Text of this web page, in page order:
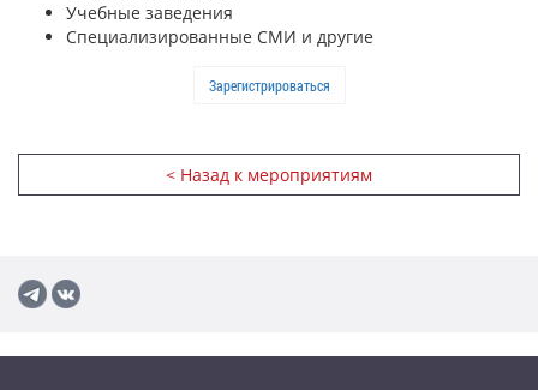
Учебные заведения
Специализированные СМИ и другие
Зарегистрироваться
< Назад к мероприятиям